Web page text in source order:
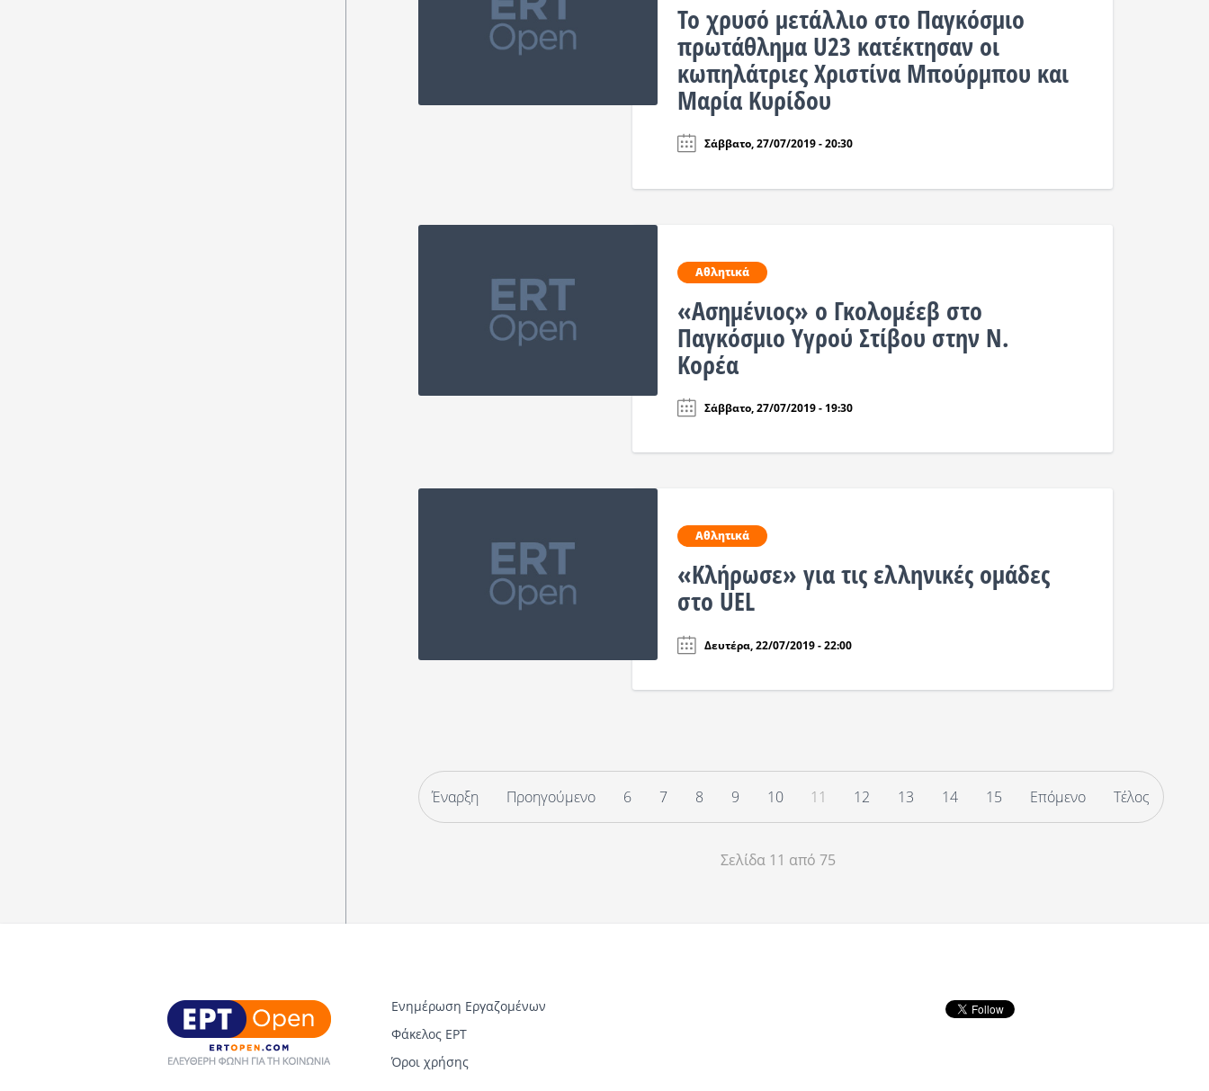
Το χρυσό μετάλλιο στο Παγκόσμιο
πρωτάθλημα U23 κατέκτησαν οι
κωπηλάτριες Χριστίνα Μπούρμπου και
Μαρία Κυρίδου
Σάββατο, 27/07/2019 - 20:30
Αθλητικά
«Ασημένιος» ο Γκολομέεβ στο
Παγκόσμιο Υγρού Στίβου στην Ν.
Κορέα
Σάββατο, 27/07/2019 - 19:30
Αθλητικά
«Κλήρωσε» για τις ελληνικές ομάδες
στο UEL
Δευτέρα, 22/07/2019 - 22:00
Έναρξη Προηγούμενο 6 7 8 9 10 11 12 13 14 15 Επόμενο Τέλος
Σελίδα 11 από 75
Ενημέρωση Εργαζομένων
Φάκελος ΕΡΤ
Όροι χρήσης